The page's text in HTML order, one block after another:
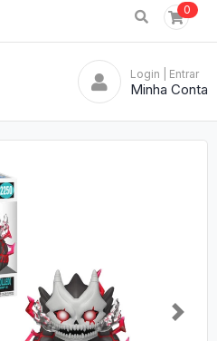
0
Login | Entrar
Minha Conta
Next